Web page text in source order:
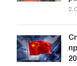
на
работе
при
Спрос
на
сталь